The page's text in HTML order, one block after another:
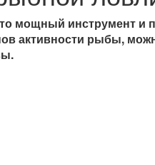
мощный инструмент и
активности рыбы,